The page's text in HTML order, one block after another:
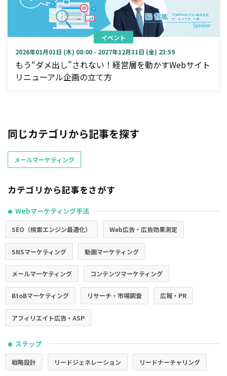
イベント
2026年01月01日 (木) 08:00 - 2027年12月31日 (金) 23:59
もう“ダメ出し”されない！経営層を動かすWebサイト
リニューアル企画の立て方
同じカテゴリから記事を探す
メールマーケティング
カテゴリから記事をさがす
● Webマーケティング手法
SEO（検索エンジン最適化） Web広告・広告効果測定
SNSマーケティング 動画マーケティング
メールマーケティング コンテンツマーケティング
BtoBマーケティング リサーチ・市場調査 広報・PR
アフィリエイト広告・ASP
● ステップ
戦略設計 リードジェネレーション リードナーチャリング